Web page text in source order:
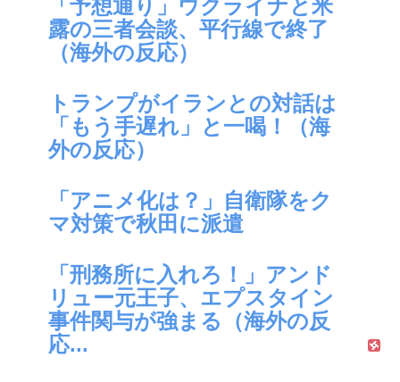
「予想通り」ウクライナと米
露の三者会談、平行線で終了
（海外の反応）
トランプがイランとの対話は
「もう手遅れ」と一喝！（海
外の反応）
「アニメ化は？」自衛隊をク
マ対策で秋田に派遣
「刑務所に入れろ！」アンド
リュー元王子、エプスタイン
事件関与が強まる（海外の反
応...